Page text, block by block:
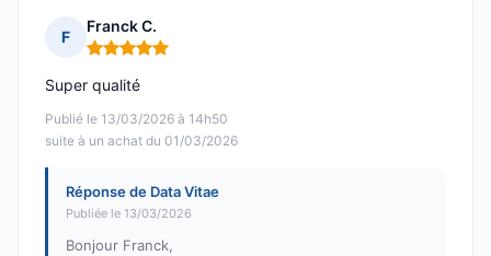
F
Franck C.
Note : 5 sur 5
Publié le 13/03/2026 à 14h50
suite à un achat du 01/03/2026
Super qualité
Réponse de Data Vitae
Publiée le 13/03/2026
Bonjour Franck,